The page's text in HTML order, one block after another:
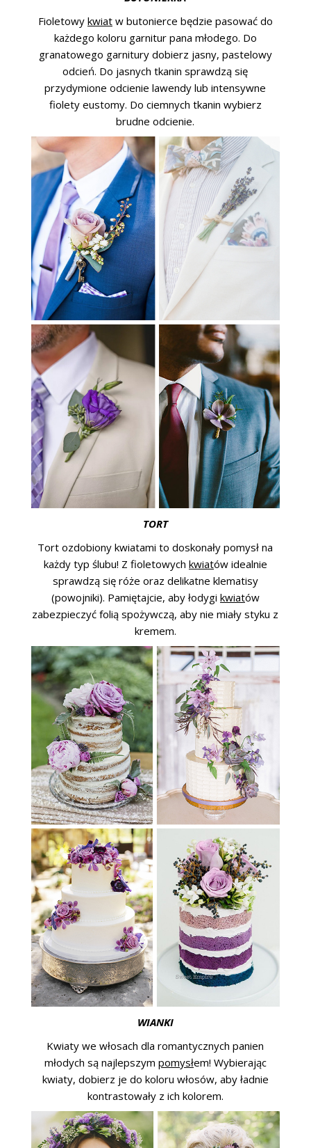
Fioletowy kwiatw butonierce będzie pasować do
każdego koloru garnitur pana młodego. Do
granatowego garnitury dobierz jasny, pastelowy
odcień. Do jasnych tkanin sprawdzą się
przydymione odcienie lawendy lub intensywne
fiolety eustomy. Do ciemnych tkanin wybierz
brudne odcienie.
TORT
Tort ozdobiony kwiatami to doskonały pomysł na
każdy typ ślubu! Z fioletowych kwiatów idealnie
sprawdzą się róże oraz delikatne klematisy
(powojniki). Pamiętajcie, aby łodygi kwiatów
zabezpieczyć folią spożywczą, aby nie miały styku z
kremem.
WIANKI
Kwiaty we włosach dla romantycznych panien
młodych są najlepszym pomysłem! Wybierając
kwiaty, dobierz je do koloru włosów, aby ładnie
kontrastowały z ich kolorem.